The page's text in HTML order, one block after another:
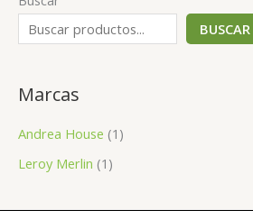
BUSCAR
Marcas
Andrea House (1)
Leroy Merlin (1)